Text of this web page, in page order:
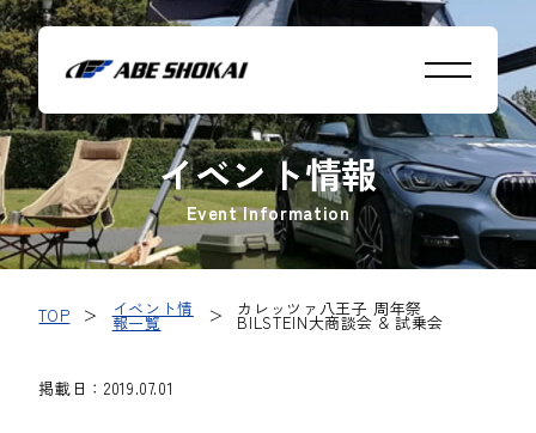
イベント情報
Event Information
TOP ＞ イベント情
報一覧 ＞ カレッツァ八王子 周年祭
BILSTEIN大商談会 & 試乗会
掲載日：2019.07.01